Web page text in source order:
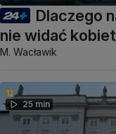
Dlaczego
nie widać kobiet
M. Wacławik
25 min